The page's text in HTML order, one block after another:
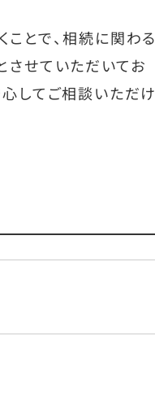
とで、相続に関わる
させていただいてお
してご相談いただけ